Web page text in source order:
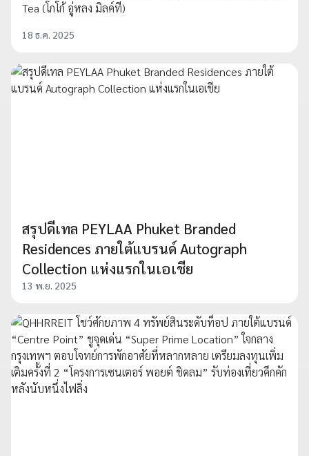
Tea (โกโก้ อู่หลง มิลค์ที)
18 ธ.ค. 2025
สรุปดีเทล PEYLAA Phuket Branded
Residences ภายใต้แบรนด์ Autograph
Collection แห่งแรกในเอเชีย
13 พ.ย. 2025